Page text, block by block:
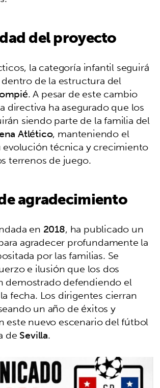
del proyecto
la categoría infantil seguirá
de la estructura del
. A pesar de este cambio
directiva ha asegurado que los
siendo parte de la familia del
Atlético, manteniendo el
técnica y crecimiento
terrenos de juego.
agradecimiento
en 2018, ha publicado un
agradecer profundamente la
por las familias. Se
e ilusión que los dos
demostrado defendiendo el
fecha. Los dirigentes cierran
un año de éxitos y
este nuevo escenario del fútbol
deSevilla.